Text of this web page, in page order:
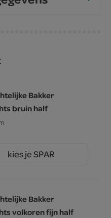
Bakker
bruin half
kies je SPAR
Bakker
volkoren fijn half